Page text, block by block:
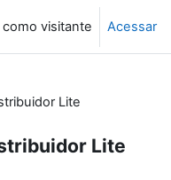
visitante Acessar
Lite
Lite